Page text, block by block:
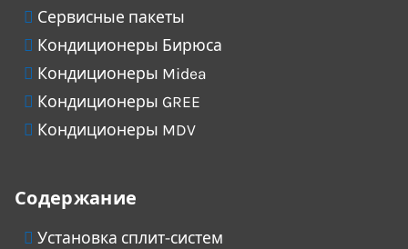
Сервисные пакеты
Кондиционеры Бирюса
Кондиционеры Midea
Кондиционеры GREE
Кондиционеры MDV
Содержание
Установка сплит-систем